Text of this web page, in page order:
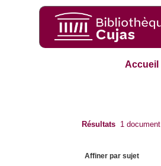
Accueil
Résultats 1 document
Affiner par sujet